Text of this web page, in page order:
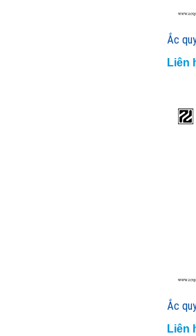
Liên
Ắc
Liên